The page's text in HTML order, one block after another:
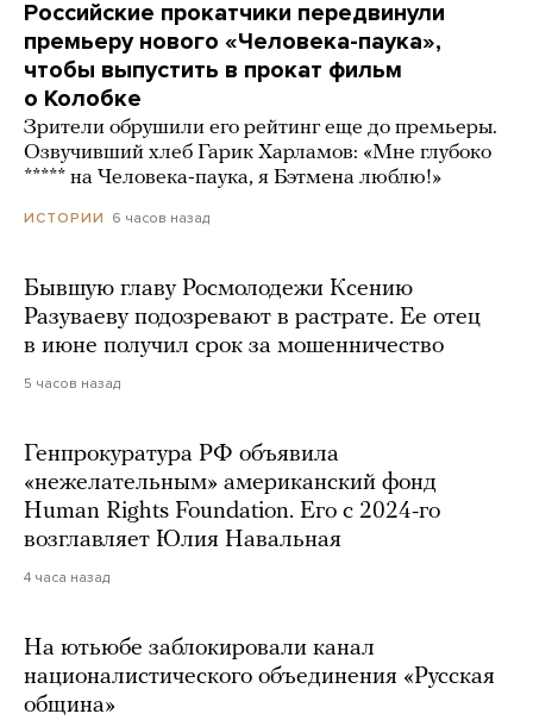
Российские прокатчики передвинули
премьеру нового «Человека-паука»,
чтобы выпустить в прокат фильм
о Колобке
Зрители обрушили его рейтинг еще до премьеры.
Озвучивший хлеб Гарик Харламов: «Мне глубоко
***** на Человека-паука, я Бэтмена люблю!»
ИСТОРИИ 6 часов назад
Бывшую главу Росмолодежи Ксению
Разуваеву подозревают в растрате. Ее отец
в июне получил срок за мошенничество
5 часов назад
Генпрокуратура РФ объявила
«нежелательным» американский фонд
Human Rights Foundation. Его с 2024-го
возглавляет Юлия Навальная
4 часа назад
На ютьюбе заблокировали канал
националистического объединения «Русская
община»